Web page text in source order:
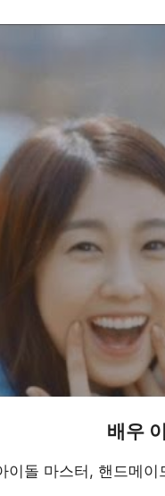
배우
이돌 마스터, 핸드메